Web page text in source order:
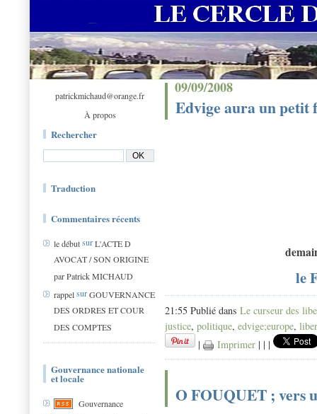
patrickmichaud@orange.fr
À propos
Rechercher
Traduction
Commentaires récents
le débutsurL'ACTE D
AVOCAT / SON ORIGINE
par Patrick MICHAUD
rappelsurGOUVERNANCE
DES ORDRES ET COUR
DES COMPTES
Gouvernance nationale
et locale
Gouvernance
09/09/2008
Edvige aura un petit
le
21:55 Publié dans Le curseur des
justice, politique, edvige;europe,
|
Imprimer | | |
O FOUQUET ; vers